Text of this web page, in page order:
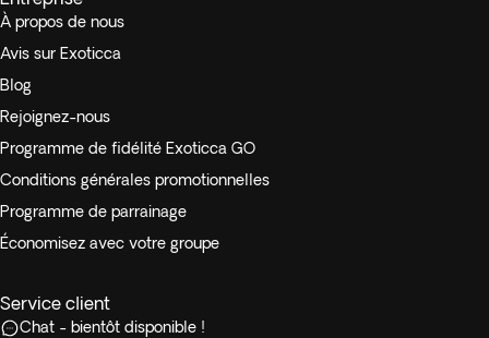
À propos de nous
Avis sur Exoticca
Blog
Rejoignez-nous
Programme de fidélité Exoticca GO
Conditions générales promotionnelles
Programme de parrainage
Économisez avec votre groupe
Service client
Chat - bientôt disponible !